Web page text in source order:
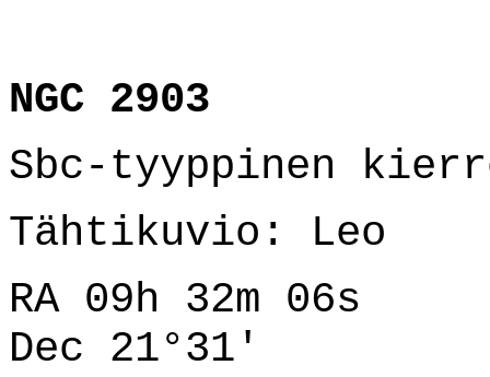
NGC 2903
Sbc-tyyppinen
Tähtikuvio: Leo
RA 09h 32m 06s
Dec 21°31'